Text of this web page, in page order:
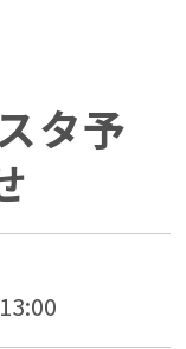
タ予